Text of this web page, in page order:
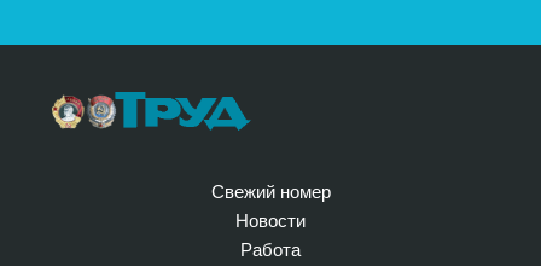
Свежий номер
Новости
Работа